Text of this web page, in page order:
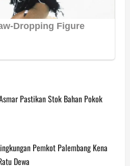
Pastikan Stok Bahan Pokok
Pemkot Palembang Kena
Dewa